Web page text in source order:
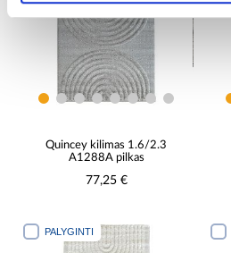
Quincey kilimas 1.6/2.3
A1288A pilkas
77,25 €
PALYGINTI